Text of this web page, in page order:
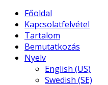
Főoldal
Kapcsolatfelvétel
Tartalom
Bemutatkozás
Nyelv
English (US)
Swedish (SE)